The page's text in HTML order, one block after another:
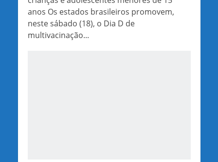
anos Os estados brasileiros promovem,
neste sábado (18), o Dia D de
multivacinação...